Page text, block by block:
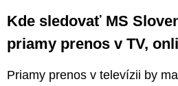
Kde sledovať MS
priamy prenos v TV,
Priamy prenos v televízii by